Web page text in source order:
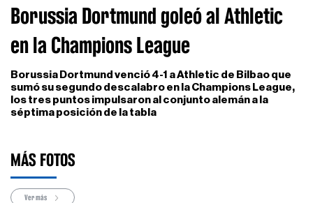
Borussia Dortmund goleó al Athletic
en la Champions League
Borussia Dortmund venció 4-1 a Athletic de Bilbao que
sumó su segundo descalabro en la Champions League,
los tres puntos impulsaron al conjunto alemán a la
séptima posición de la tabla
MÁS FOTOS
Ver más